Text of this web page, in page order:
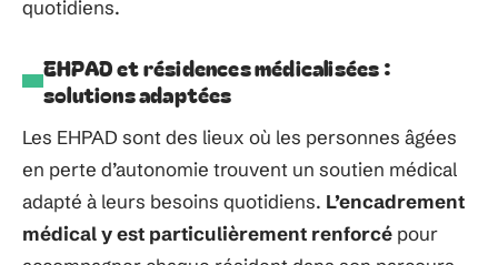
quotidiens.
EHPAD et résidences médicalisées :
solutions adaptées
Les EHPAD sont des lieux où les personnes âgées
en perte d’autonomie trouvent un soutien médical
adapté à leurs besoins quotidiens. L’encadrement
médical y est particulièrement renforcé pour